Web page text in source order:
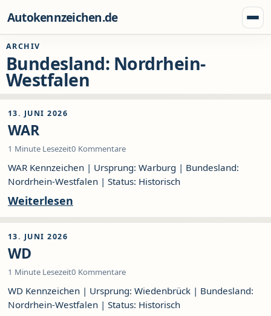
Autokennzeichen.de
ARCHIV
Bundesland: Nordrhein-
Westfalen
13. JUNI 2026
WAR
1 Minute Lesezeit0 Kommentare
WAR Kennzeichen | Ursprung: Warburg | Bundesland:
Nordrhein-Westfalen | Status: Historisch
Weiterlesen
13. JUNI 2026
WD
1 Minute Lesezeit0 Kommentare
WD Kennzeichen | Ursprung: Wiedenbrück | Bundesland:
Nordrhein-Westfalen | Status: Historisch